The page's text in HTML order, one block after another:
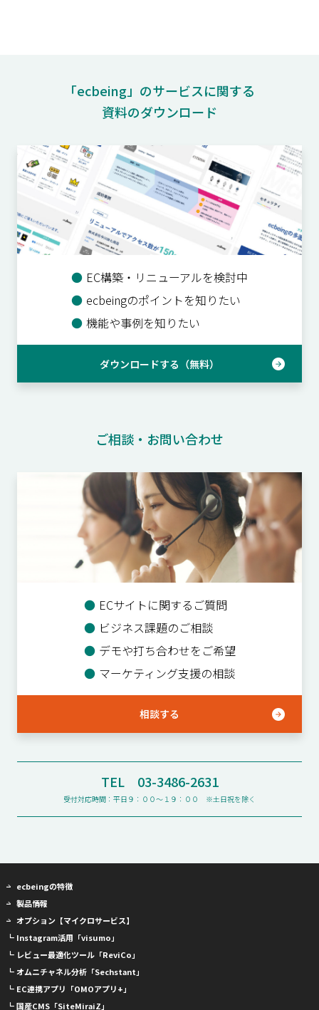
「ecbeing」のサービスに関する
資料のダウンロード
● EC構築・リニューアルを検討中
● ecbeingのポイントを知りたい
● 機能や事例を知りたい
ダウンロードする（無料）
ご相談・お問い合わせ
● ECサイトに関するご質問
● ビジネス課題のご相談
● デモや打ち合わせをご希望
● マーケティング支援の相談
相談する
TEL 03-3486-2631
受付対応時間：平日９：００〜１９：００ ※土日祝を除く
ecbeingの特徴
製品情報
オプション【マイクロサービス】
┗ Instagram活用「visumo」
┗ レビュー最適化ツール「ReviCo」
┗ オムニチャネル分析「Sechstant」
┗ EC連携アプリ「OMOアプリ+」
┗ 国産CMS「SiteMiraiZ」